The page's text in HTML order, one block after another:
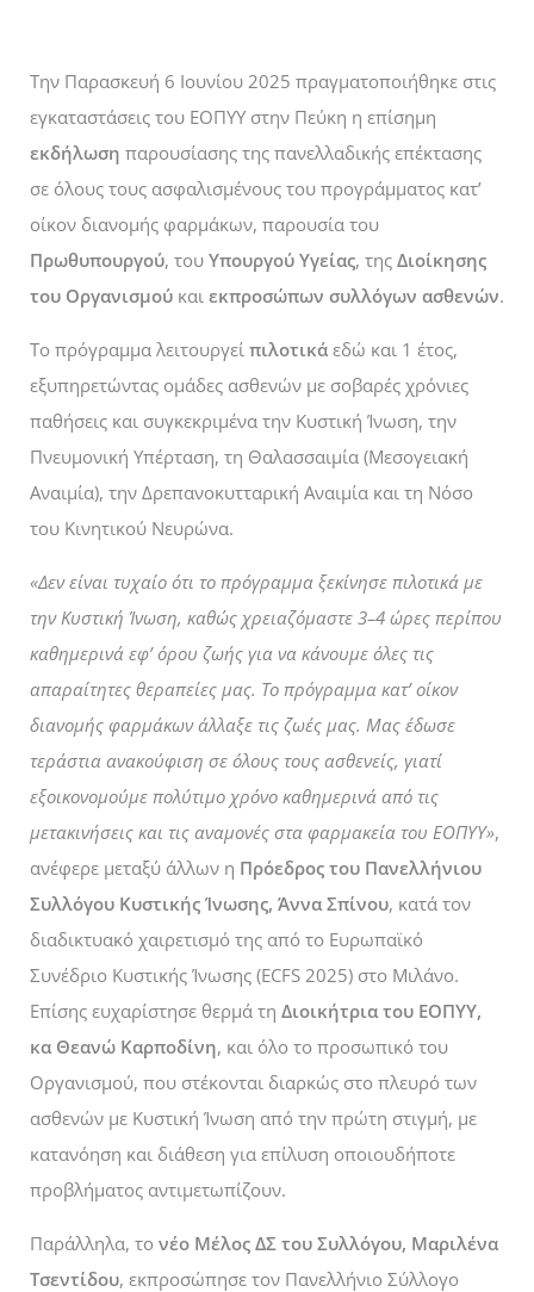
Την Παρασκευή 6 Ιουνίου 2025 πραγματοποιήθηκε στις
εγκαταστάσεις του ΕΟΠΥΥ στην Πεύκη η επίσημη
εκδήλωση παρουσίασης της πανελλαδικής επέκτασης
σε όλους τους ασφαλισμένους του προγράμματος κατ’
οίκον διανομής φαρμάκων, παρουσία του
Πρωθυπουργού, του Υπουργού Υγείας, της Διοίκησης
του Οργανισμού και εκπροσώπων συλλόγων ασθενών.
Το πρόγραμμα λειτουργεί πιλοτικά εδώ και 1 έτος,
εξυπηρετώντας ομάδες ασθενών με σοβαρές χρόνιες
παθήσεις και συγκεκριμένα την Κυστική Ίνωση, την
Πνευμονική Υπέρταση, τη Θαλασσαιμία (Μεσογειακή
Αναιμία), την Δρεπανοκυτταρική Αναιμία και τη Νόσο
του Κινητικού Νευρώνα.
«Δεν είναι τυχαίο ότι το πρόγραμμα ξεκίνησε πιλοτικά με
την Κυστική Ίνωση, καθώς χρειαζόμαστε 3–4 ώρες περίπου
καθημερινά εφ’ όρου ζωής για να κάνουμε όλες τις
απαραίτητες θεραπείες μας. Το πρόγραμμα κατ’ οίκον
διανομής φαρμάκων άλλαξε τις ζωές μας. Μας έδωσε
τεράστια ανακούφιση σε όλους τους ασθενείς, γιατί
εξοικονομούμε πολύτιμο χρόνο καθημερινά από τις
μετακινήσεις και τις αναμονές στα φαρμακεία του ΕΟΠΥΥ»,
ανέφερε μεταξύ άλλων η Πρόεδρος του Πανελλήνιου
Συλλόγου Κυστικής Ίνωσης, Άννα Σπίνου, κατά τον
διαδικτυακό χαιρετισμό της από το Ευρωπαϊκό
Συνέδριο Κυστικής Ίνωσης (ECFS 2025) στο Μιλάνο.
Επίσης ευχαρίστησε θερμά τη Διοικήτρια του ΕΟΠΥΥ,
κα Θεανώ Καρποδίνη, και όλο το προσωπικό του
Οργανισμού, που στέκονται διαρκώς στο πλευρό των
ασθενών με Κυστική Ίνωση από την πρώτη στιγμή, με
κατανόηση και διάθεση για επίλυση οποιουδήποτε
προβλήματος αντιμετωπίζουν.
Παράλληλα, το νέο Μέλος ΔΣ του Συλλόγου, Μαριλένα
Τσεντίδου, εκπροσώπησε τον Πανελλήνιο Σύλλογο